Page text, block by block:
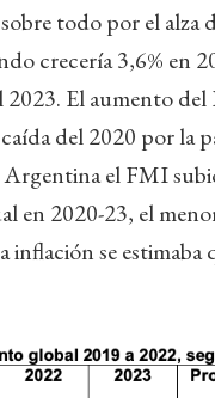
todo por el alza
crecería 3,6% en
El aumento
del 2020 por la
el FMI
en 2020-23, el
se estimaba